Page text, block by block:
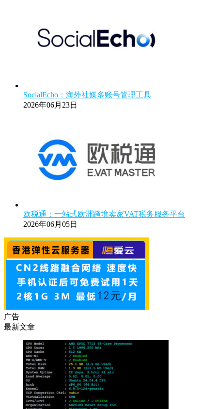
SocialEcho：海外社媒多账号管理工具
2026年06月23日
欧税通：一站式欧洲跨境卖家VAT税务服务平台
2026年06月05日
广告
最新文章